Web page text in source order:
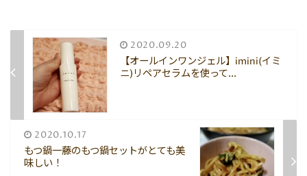
2020.09.20
【オールインワンジェル】imini(イミ
ニ)リペアセラムを使って...
2020.10.17
もつ鍋一藤のもつ鍋セットがとても美
味しい！